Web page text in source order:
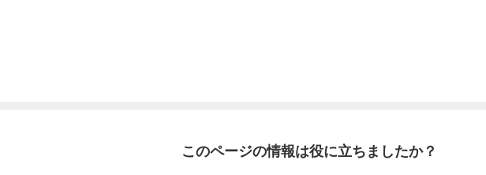
このページの情報は役に立ちましたか？